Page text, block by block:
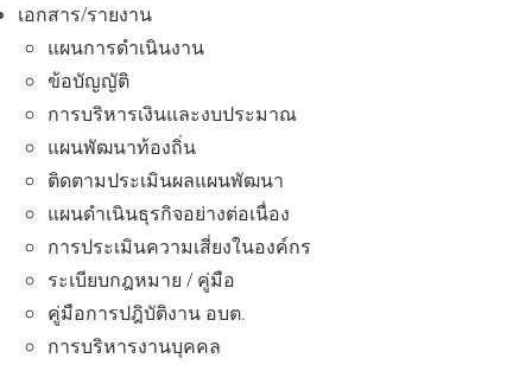
เอกสาร/รายงาน
แผนการดำเนินงาน
ข้อบัญญัติ
การบริหารเงินและงบประมาณ
แผนพัฒนาท้องถิ่น
ติดตามประเมินผลแผนพัฒนา
แผนดำเนินธุรกิจอย่างต่อเนื่อง
การประเมินความเสี่ยงในองค์กร
ระเบียบกฎหมาย / คู่มือ
คู่มือการปฎิบัติงาน อบต.
การบริหารงานบุคคล